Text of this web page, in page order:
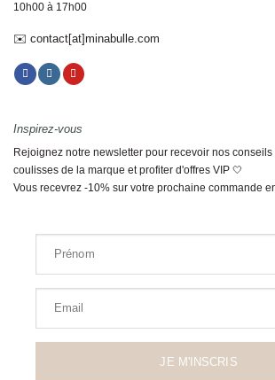
10h00 à 17h00
✉️ contact[at]minabulle.com
Inspirez-vous
Rejoignez notre newsletter pour recevoir nos
coulisses de la marque et profiter d'offres VIP 🤍
Vous recevrez -10% sur votre prochaine commande
Prénom
Email
JE M'INSCRIS